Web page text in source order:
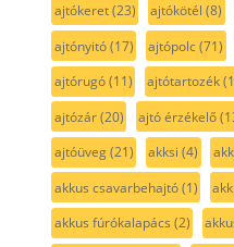
ajtókeret(23) ajtókötél (8)
ajtónyitó(17) ajtópolc(71)
ajtórugó(11) ajtótartozék
ajtózár(20) ajtó érzékelő
ajtóüveg(21) akksi (4)
akkus csavarbehajtó(1)
akkus fúrókalapács (2)